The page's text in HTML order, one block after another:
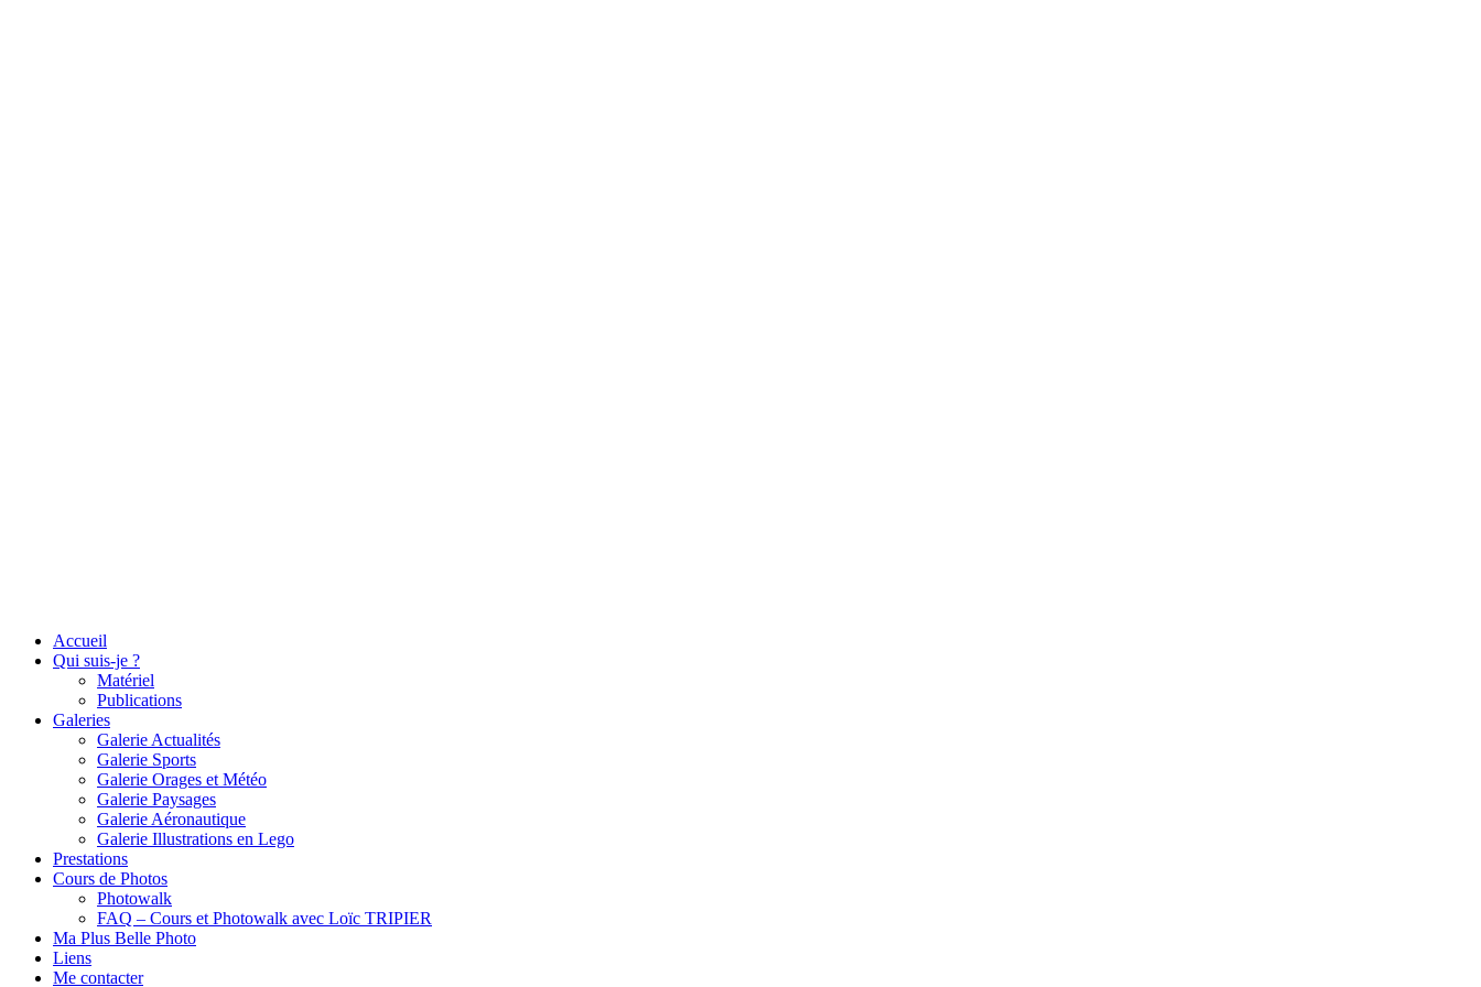
Accueil
Qui suis-je ?
Matériel
Publications
Galeries
Galerie Actualités
Galerie Sports
Galerie Orages et Météo
Galerie Paysages
Galerie Aéronautique
Galerie Illustrations en Lego
Prestations
Cours de Photos
Photowalk
FAQ – Cours et Photowalk avec Loïc TRIPIER
Ma Plus Belle Photo
Liens
Me contacter